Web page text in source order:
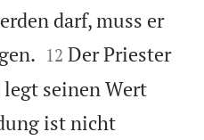
darf, muss er


12 Der Priester
seinen Wert
ist nicht